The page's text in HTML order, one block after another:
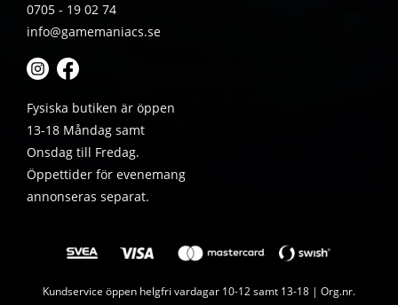
0705 - 19 02 74
info@gamemaniacs.se
Fysiska butiken är öppen
13-18 Måndag samt
Onsdag till Fredag.
Öppettider för evenemang
annonseras separat.
Kundservice öppen helgfri vardagar 10-12 samt 13-18 | Org.nr.